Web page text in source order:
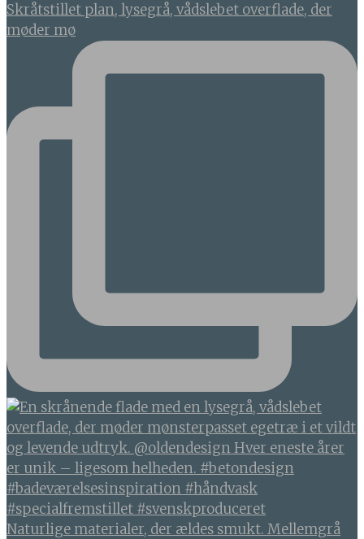
Skråtstillet plan, lysegrå, vådslebet overflade, der
møder mø
Naturlige materialer, der ældes smukt. Mellemgrå